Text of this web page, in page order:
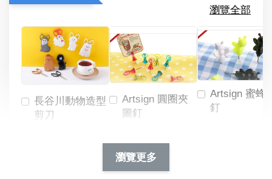
瀏覽全部
長谷川動物造型
剪刀
Artsign 圓圈夾
圖釘
NT$ 19.00
NT$ 66.00
Artsign 蜜蜂
釘
瀏覽更多